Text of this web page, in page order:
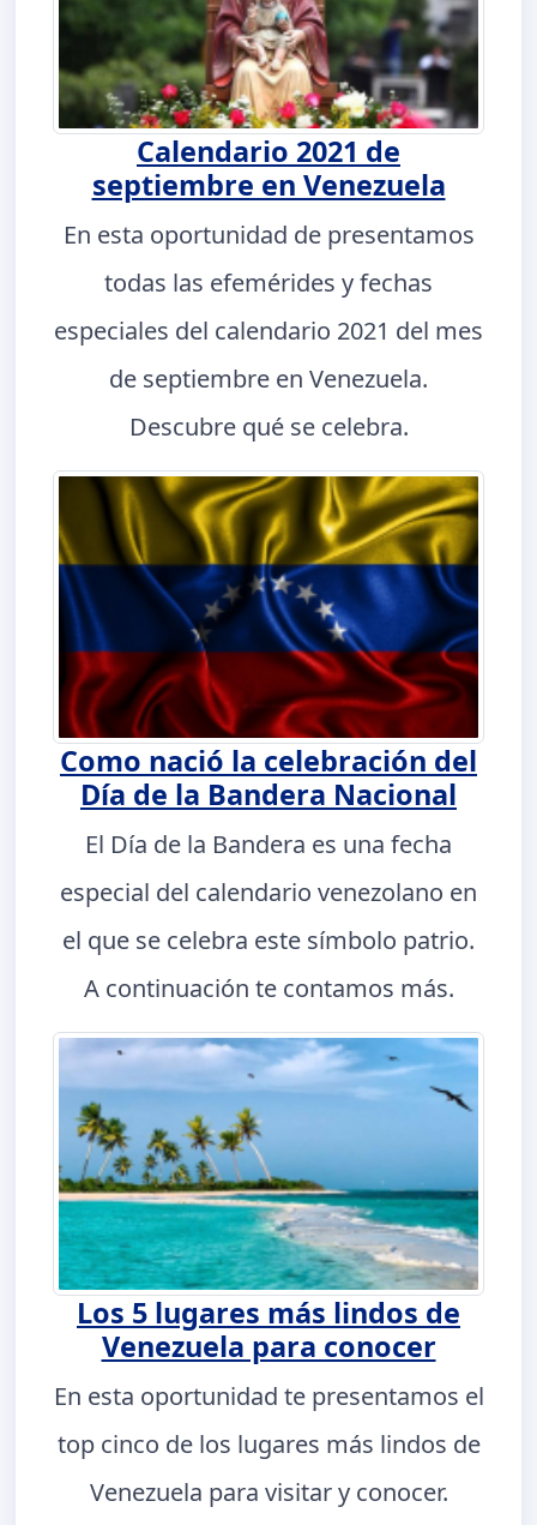
Calendario 2021 de
septiembre en Venezuela
En esta oportunidad de presentamos
todas las efemérides y fechas
especiales del calendario 2021 del mes
de septiembre en Venezuela.
Descubre qué se celebra.
Como nació la celebración del
Día de la Bandera Nacional
El Día de la Bandera es una fecha
especial del calendario venezolano en
el que se celebra este símbolo patrio.
A continuación te contamos más.
Los 5 lugares más lindos de
Venezuela para conocer
En esta oportunidad te presentamos el
top cinco de los lugares más lindos de
Venezuela para visitar y conocer.